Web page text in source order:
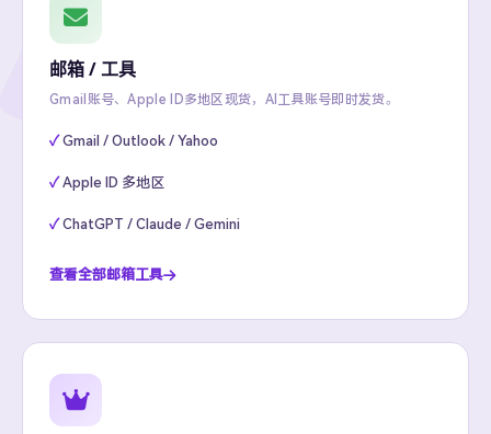
邮箱 / 工具
Gmail账号、Apple ID多地区现货，AI工具账号即时发货。
Gmail / Outlook / Yahoo
Apple ID 多地区
ChatGPT / Claude / Gemini
查看全部邮箱工具